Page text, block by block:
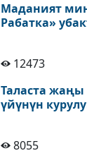
Маданият
Рабатка»
12473
Таласта жаңы
үйүнүн
8055